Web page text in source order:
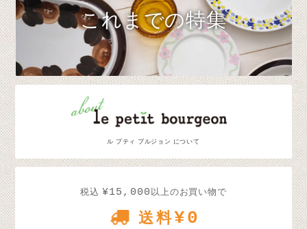
これまでの特集
ル プティ ブルジョン について
税込 ¥15,000 以上のお買い物で
送料¥0